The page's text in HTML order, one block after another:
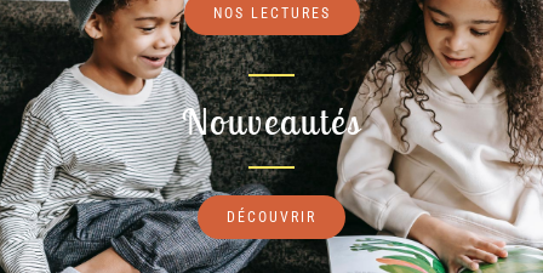
NOS LECTURES
Nouveautés
DÉCOUVRIR